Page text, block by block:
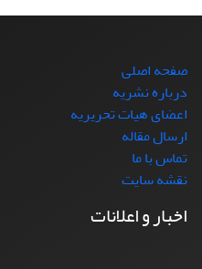
صفحه اصلی
درباره نشریه
اعضای هیات تحریریه
ارسال مقاله
تماس با ما
نقشه سایت
اخبار و اعلانات